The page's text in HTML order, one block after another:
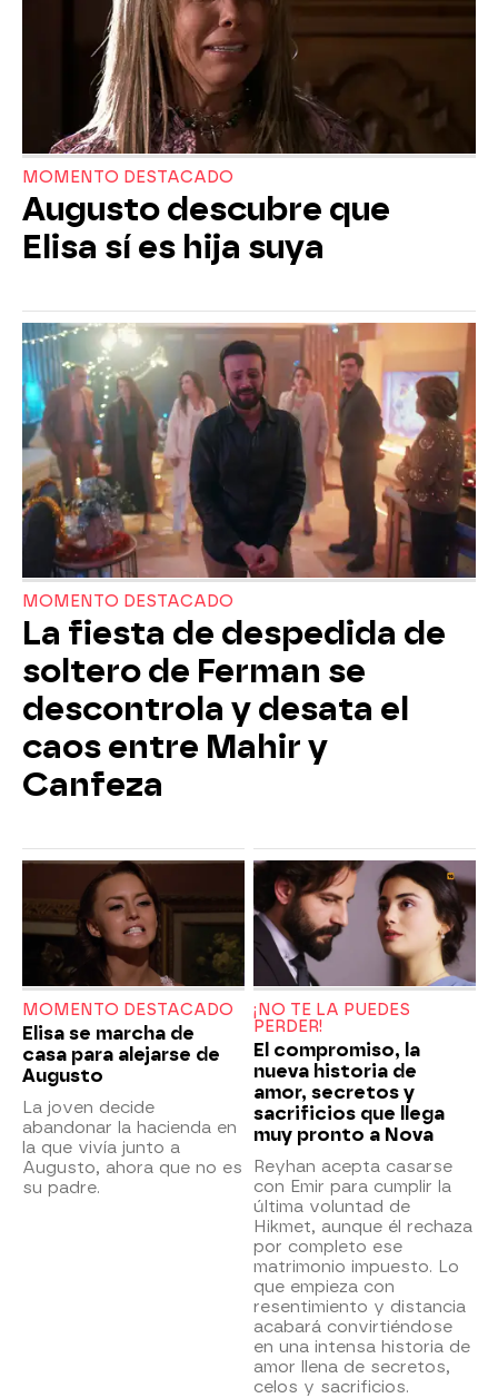
MOMENTO DESTACADO
Augusto descubre que
Elisa sí es hija suya
MOMENTO DESTACADO
La fiesta de despedida de
soltero de Ferman se
descontrola y desata el
caos entre Mahir y
Canfeza
MOMENTO DESTACADO
Elisa se marcha de
casa para alejarse de
Augusto
La joven decide
abandonar la hacienda en
la que vivía junto a
Augusto, ahora que no es
su padre.
¡NO TE LA PUEDES
PERDER!
El compromiso, la
nueva historia de
amor, secretos y
sacrificios que llega
muy pronto a Nova
Reyhan acepta casarse
con Emir para cumplir la
última voluntad de
Hikmet, aunque él rechaza
por completo ese
matrimonio impuesto. Lo
que empieza con
resentimiento y distancia
acabará convirtiéndose
en una intensa historia de
amor llena de secretos,
celos y sacrificios.